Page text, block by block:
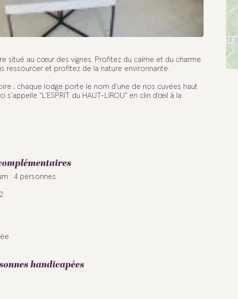
situé au cœur des vignes. Profitez du calme et du charme
ressourcer et profitez de la nature environnante.
; chaque lodge porte le nom d’une de nos cuvées haut
s’appelle "L’ESPRIT du HAUT-LIROU" en clin d’œil à la
: 4 personnes
handicapées